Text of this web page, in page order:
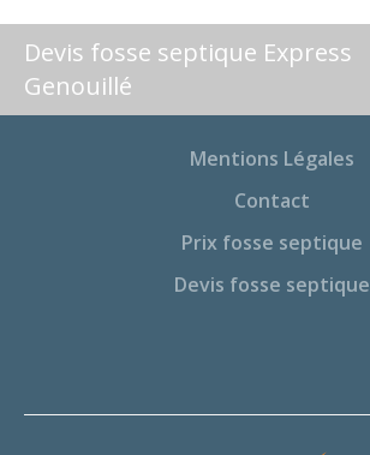
Devis fosse septique Express
Genouillé
Mentions Légales
Contact
Prix fosse septique
Devis fosse septique